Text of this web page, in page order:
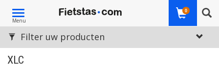
Toggle
navigation
Menu
0
XLC
Filter uw producten